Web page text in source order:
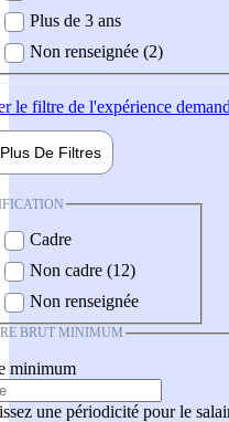
Plus de 3 ans
Non renseignée (2)
le filtre de l'expérience
Plus De Filtres
Cadre
Non cadre (12)
Non renseignée
BRUT MINIMUM
minimum
une périodicité pour le